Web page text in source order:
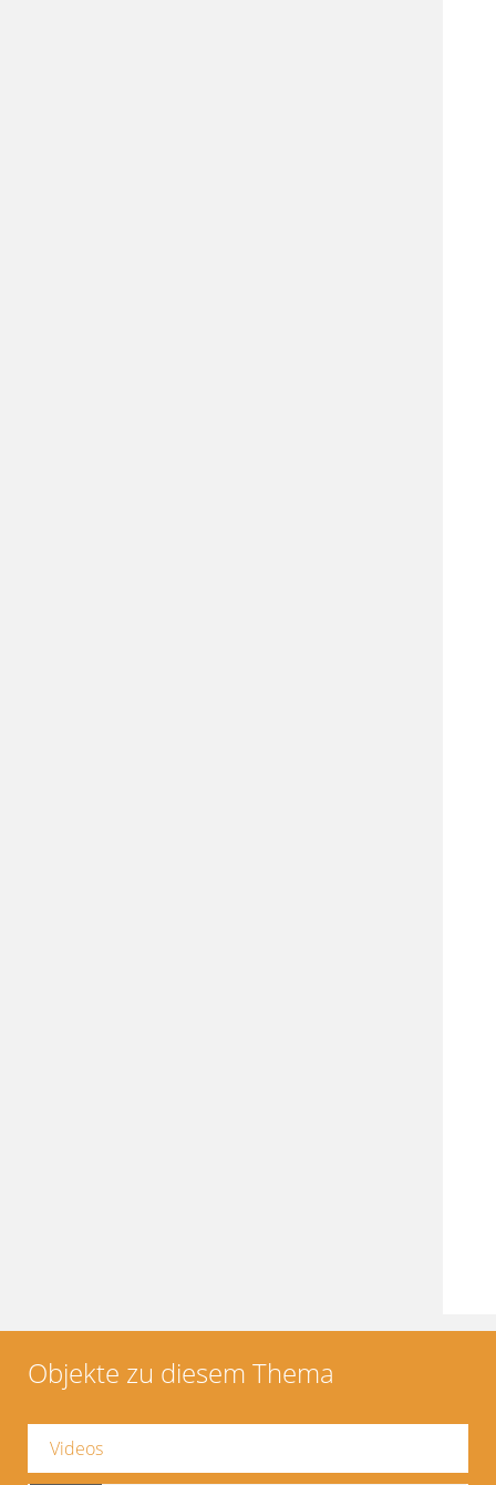
Objekte zu diesem Thema
Videos